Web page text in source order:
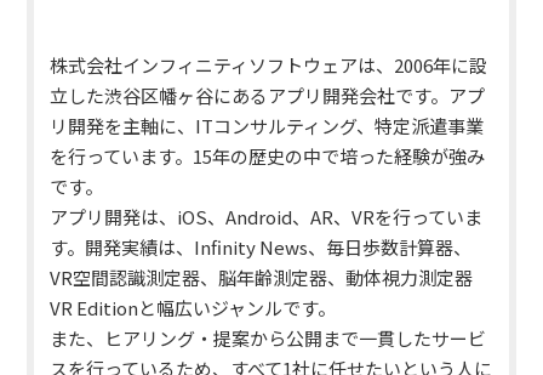
株式会社インフィニティソフトウェアは、2006年に設
立した渋谷区幡ヶ谷にあるアプリ開発会社です。アプ
リ開発を主軸に、ITコンサルティング、特定派遣事業
を行っています。15年の歴史の中で培った経験が強み
です。
アプリ開発は、iOS、Android、AR、VRを行っていま
す。 開発実績は、Infinity News、毎日歩数計算器、
VR空間認識測定器、脳年齢測定器、動体視力測定器
VR Editionと幅広いジャンルです。
また、ヒアリング・提案から公開まで一貫したサービ
スを行っているため、すべて1社に任せたいという人に